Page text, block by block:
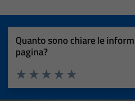
Quanto sono chiare le
pagina?
Valuta 5 stelle su 5
Valuta 4 stelle su 5
Valuta 3 stelle su 5
Valuta 2 stelle su 5
Valuta 1 stelle su 5